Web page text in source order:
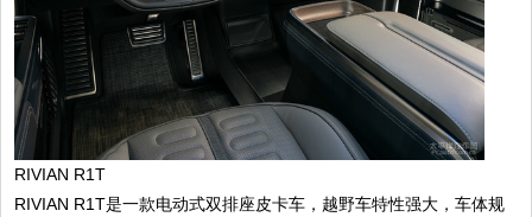
RIVIAN R1T
RIVIAN R1T是一款电动式双排座皮卡车，越野车特性强大，车体规